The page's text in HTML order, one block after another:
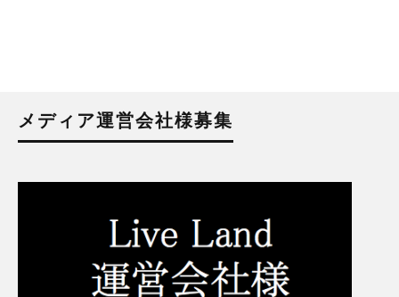
メディア運営会社様募集